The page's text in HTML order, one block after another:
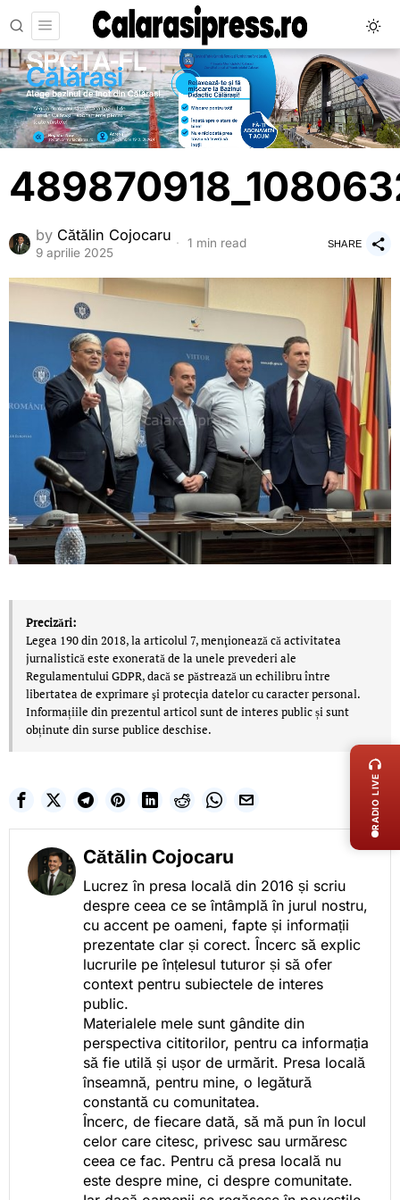
by Cătălin Cojocaru
9 aprilie 2025
1 min read SHARE
Precizări:
Legea 190 din 2018, la articolul 7, menţionează că activitatea
jurnalistică este exonerată de la unele prevederi ale
Regulamentului GDPR, dacă se păstrează un echilibru între
libertatea de exprimare şi protecţia datelor cu caracter personal.
Informațiile din prezentul articol sunt de interes public și sunt
obținute din surse publice deschise.
Cătălin Cojocaru
Lucrez în presa locală din 2016 și scriu
despre ceea ce se întâmplă în jurul nostru,
cu accent pe oameni, fapte și informații
prezentate clar și corect. Încerc să explic
lucrurile pe înțelesul tuturor și să ofer
context pentru subiectele de interes
public.
Materialele mele sunt gândite din
perspectiva cititorilor, pentru ca informația
să fie utilă și ușor de urmărit. Presa locală
înseamnă, pentru mine, o legătură
constantă cu comunitatea.
Încerc, de fiecare dată, să mă pun în locul
celor care citesc, privesc sau urmăresc
ceea ce fac. Pentru că presa locală nu
este despre mine, ci despre comunitate.
RADIO LIVE